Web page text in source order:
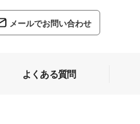
メールでお問い合わせ
よくある質問